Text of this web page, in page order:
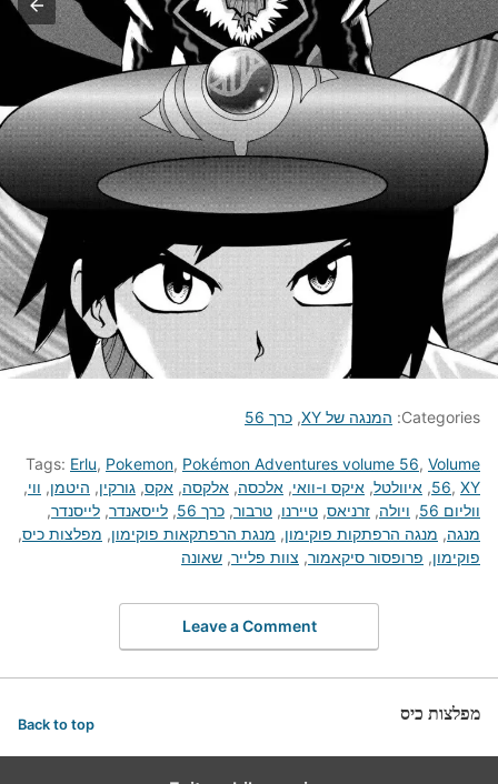
Categories: המנגה של XY , כרך 56
Tags: Erlu, Pokemon, Pokémon Adventures volume 56, Volume
56, XY
, איוולטל, איקס ו-וואי, אלכסה, אלקסה, אקס, גורקין, היטמן, ווי,
ווליום 56
, ויולה, זרניאס, טיירנו, טרבור, כרך 56 , לייסאנדר, לייסנדר,
מנגה, מנגה הרפתקות פוקימון, מנגת הרפתקאות פוקימון, מפלצות כיס,
פוקימון, פרופסור סיקאמור, צוות פלייר, שאונה
Leave a Comment
מפלצות כיס Back to top